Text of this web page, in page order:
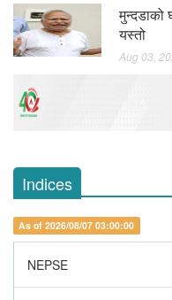
मुन्दडाको
यस्तो
Aug 03,
Indices
As of 2026/08/07 03:00:00
NEPSE